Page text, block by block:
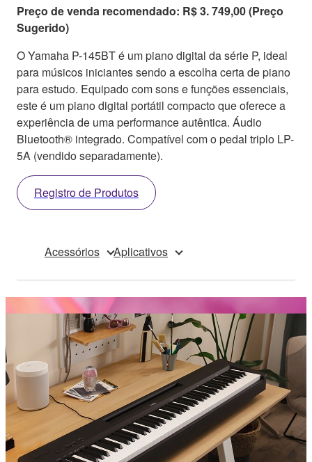
Preço de venda recomendado: R$ 3. 749,00 (Preço
Sugerido)
O Yamaha P-145BT é um piano digital da série P, ideal
para músicos iniciantes sendo a escolha certa de piano
para estudo. Equipado com sons e funções essenciais,
este é um piano digital portátil compacto que oferece a
experiência de uma performance autêntica. Áudio
Bluetooth® integrado. Compatível com o pedal triplo LP-
5A (vendido separadamente).
Registro de Produtos
Acessórios Aplicativos